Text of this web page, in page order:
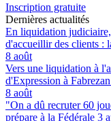
Inscription gratuite
Dernières actualités
En liquidation
d'accueillir des clients :
8 août
Vers une liquidation à
d'Expression à
8 août
"On a dû recruter 60
prépare à la Fédérale 3